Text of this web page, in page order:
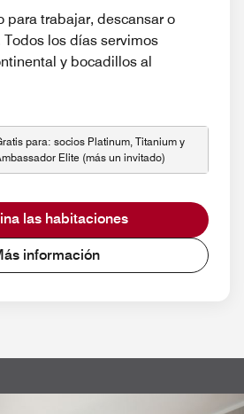
para trabajar, descansar o
los días servimos
y bocadillos al
para: socios Platinum, Titanium y
Elite (más un invitado)
las habitaciones
información